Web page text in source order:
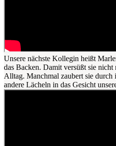
Unsere nächste Kollegin heißt
das Backen. Damit versüßt sie
Alltag. Manchmal zaubert sie durch
andere Lächeln in das Gesicht